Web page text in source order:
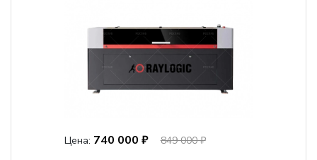
Цена: 740 000 ₽
849 000 ₽